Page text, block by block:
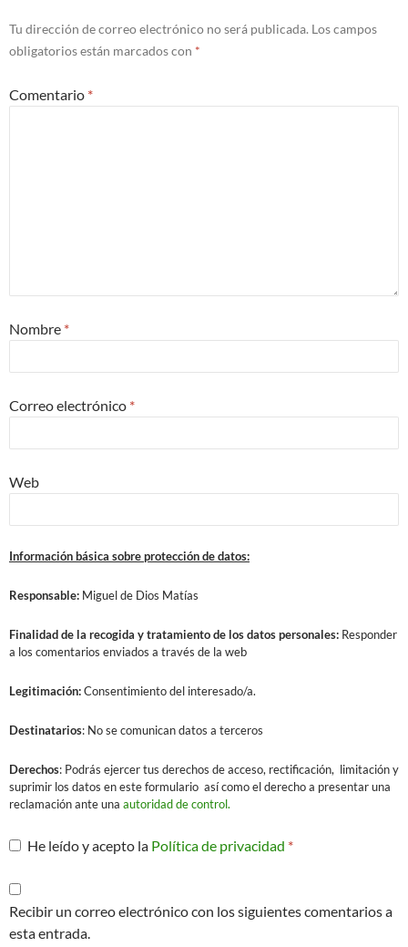
Tu dirección de correo electrónico no será publicada. Los campos
obligatorios están marcados con *
Comentario *
Nombre *
Correo electrónico *
Web
Información básica sobre protección de datos:
Responsable: Miguel de Dios Matías
Finalidadde la recogida y tratamiento de los datos personales: Responder
a los comentarios enviados a través de la web
Legitimación:Consentimiento del interesado/a.
Destinatarios: No se comunican datos a terceros
Derechos: Podrás ejercer tus derechos de acceso, rectificación, limitación y
suprimir los datos en este formulario así como el derecho a presentar una
reclamación ante una autoridad de control.
He leído y acepto la Política de privacidad *
Recibir un correo electrónico con los siguientes comentarios a
esta entrada.